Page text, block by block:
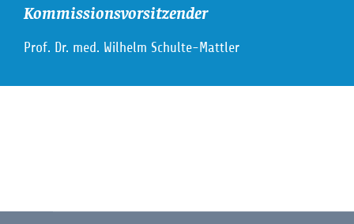
Kommissionsvorsitzender
Prof. Dr. med. Wilhelm Schulte-Mattler